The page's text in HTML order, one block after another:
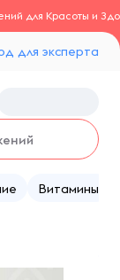
для Красоты и
для эксперта
Витамины